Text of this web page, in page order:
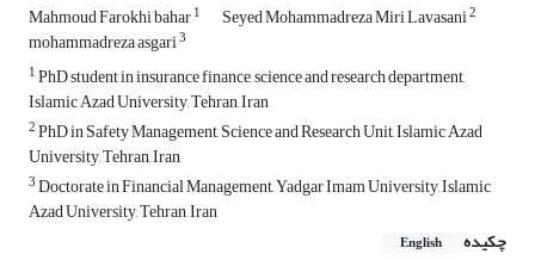
Mahmoud Farokhi bahar1 Seyed Mohammadreza Miri Lavasani2
mohammadreza asgari3
1PhD student in insurance finance, science and research department,
Islamic Azad University, Tehran, Iran
2PhD in Safety Management, Science and Research Unit, Islamic Azad
University, Tehran, Iran
3Doctorate in Financial Management, Yadgar Imam University, Islamic
Azad University, Tehran, Iran
چکیده
English